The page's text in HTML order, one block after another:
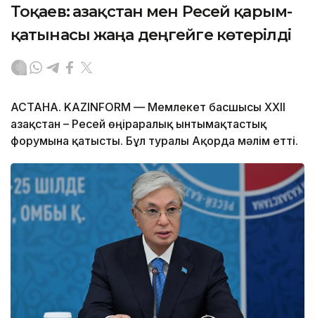
Тоқаев: Қазақстан мен Ресей қарым-
қатынасы жаңа деңгейге көтерілді
АСТАНА. KAZINFORM — Мемлекет басшысы XXII
Қазақстан – Ресей өңіраралық ынтымақтастық
форумына қатысты. Бұл туралы Ақорда мәлім етті.